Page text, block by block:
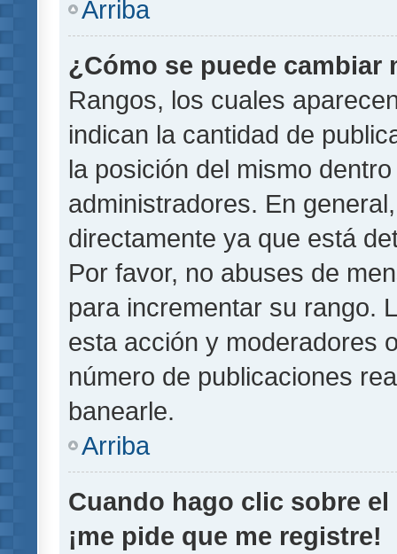
Arriba
¿Cómo se puede cambiar
Rangos, los cuales
indican la cantidad de
la posición del mismo
administradores. En
directamente ya que está
Por favor, no abuses de
para incrementar su rango.
esta acción y moderadores
número de publicaciones
banearle.
Arriba
Cuando hago clic sobre
¡me pide que me registre!